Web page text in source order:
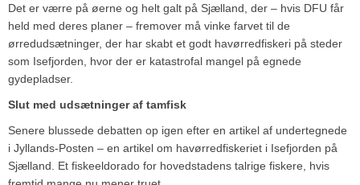
Det er værre på øerne og helt galt på Sjælland, der – hvis DFU får
held med deres planer – fremover må vinke farvet til de
ørredudsætninger, der har skabt et godt havørredfiskeri på steder
som Isefjorden, hvor der er katastrofal mangel på egnede
gydepladser.
Slut med udsætninger af tamfisk
Senere blussede debatten op igen efter en artikel af undertegnede
i Jyllands-Posten – en artikel om havørredfiskeriet i Isefjorden på
Sjælland. Et fiskeeldorado for hovedstadens talrige fiskere, hvis